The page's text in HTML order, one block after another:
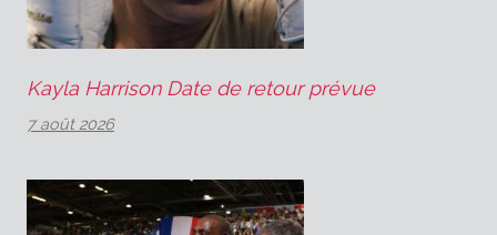
Kayla Harrison Date de retour prévue
7 août 2026